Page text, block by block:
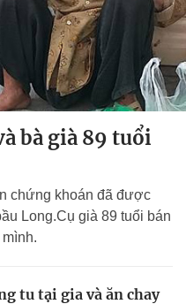
bà già 89 tuổi
chứng khoán đã được
Long.Cụ già 89 tuổi bán
tu tại gia và ăn chay